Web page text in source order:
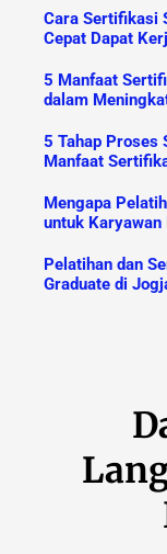
Cara Sertifikasi
Cepat Dapat
5 Manfaat
dalam
5 Tahap Proses
Manfaat
Mengapa
untuk Karyawan
Pelatihan dan
Graduate di